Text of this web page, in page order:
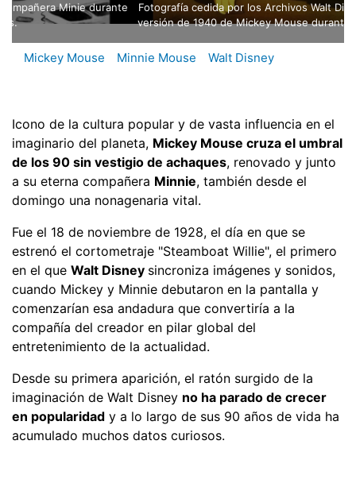
Fotografía cedida por los Archivos Walt Disney donde aparece la
versión de 1940 de Mickey Mouse durante la película "Fantasía".
Mickey Mouse Minnie Mouse Walt Disney
Icono de la cultura popular y de vasta influencia en el
imaginario del planeta, Mickey Mouse cruza el umbral
de los 90 sin vestigio de achaques, renovado y junto
a su eterna compañera Minnie, también desde el
domingo una nonagenaria vital.
Fue el 18 de noviembre de 1928, el día en que se
estrenó el cortometraje "Steamboat Willie", el primero
en el que Walt Disney sincroniza imágenes y sonidos,
cuando Mickey y Minnie debutaron en la pantalla y
comenzarían esa andadura que convertiría a la
compañía del creador en pilar global del
entretenimiento de la actualidad.
Desde su primera aparición, el ratón surgido de la
imaginación de Walt Disney no ha parado de crecer
en popularidad y a lo largo de sus 90 años de vida ha
acumulado muchos datos curiosos.